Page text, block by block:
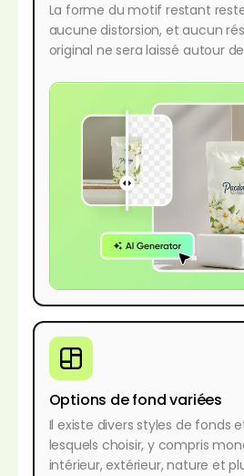
La forme du motif restant
aucune distorsion, et aucun
original ne sera laissé autour
Options de fond variées
Il existe divers styles de fonds
lesquels choisir, y compris
intérieur, extérieur, nature et